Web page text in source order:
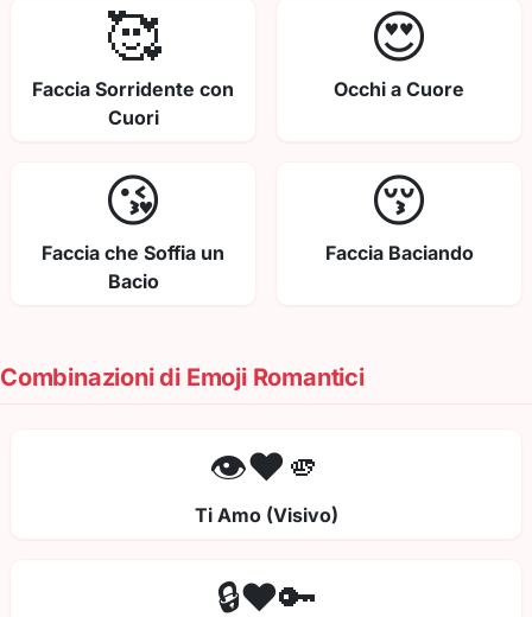
🥰
Faccia Sorridente con
Cuori
😍
Occhi a Cuore
😘
Faccia che Soffia un
Bacio
😚
Faccia Baciando
Combinazioni di Emoji Romantici
👁️❤️🫵
Ti Amo (Visivo)
🔒❤️🔑